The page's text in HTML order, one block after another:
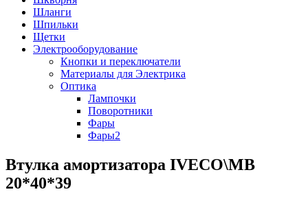
Шланги
Шпильки
Щетки
Электрооборудование
Кнопки и переключатели
Материалы для Электрика
Оптика
Лампочки
Поворотники
Фары
Фары2
Втулка амортизатора IVECO\MB
20*40*39